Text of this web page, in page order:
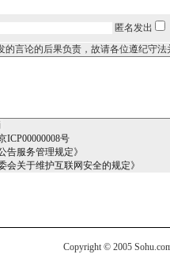
匿名发出
的言论的后果负责，故请各位遵纪守
ICP00000008号
告服务管理规定》
会关于维护互联网安全的规定》
Copyright © 2005